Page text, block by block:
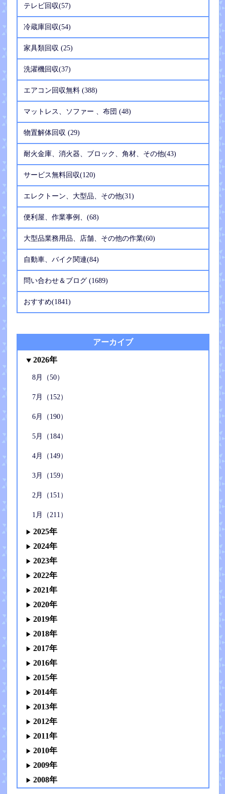
テレビ回収(57)
冷蔵庫回収(54)
家具類回収 (25)
洗濯機回収(37)
エアコン回収無料 (388)
マットレス、ソファー 、布団 (48)
物置解体回収 (29)
耐火金庫、消火器、ブロック、角材、その他(43)
サービス無料回収(120)
エレクトーン、大型品、その他(31)
便利屋、作業事例、(68)
大型品業務用品、店舗、その他の作業(60)
自動車、バイク関連(84)
問い合わせ＆ブログ (1689)
おすすめ(1841)
アーカイブ
2026年
8月（50）
7月（152）
6月（190）
5月（184）
4月（149）
3月（159）
2月（151）
1月（211）
2025年
2024年
2023年
2022年
2021年
2020年
2019年
2018年
2017年
2016年
2015年
2014年
2013年
2012年
2011年
2010年
2009年
2008年